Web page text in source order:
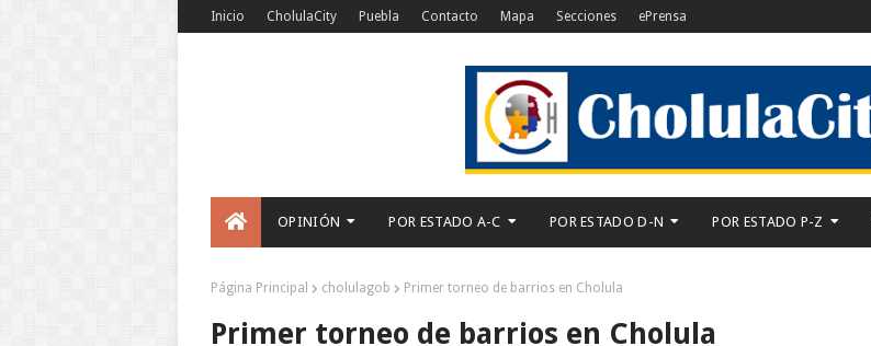
Inicio CholulaCity Puebla Contacto Mapa Secciones ePrensa
OPINIÓN POR ESTADO A-C POR ESTADO D-N POR ESTADO P-Z
Página Principal cholulagob Primer torneo de barrios en Cholula
Primer torneo de barrios en Cholula